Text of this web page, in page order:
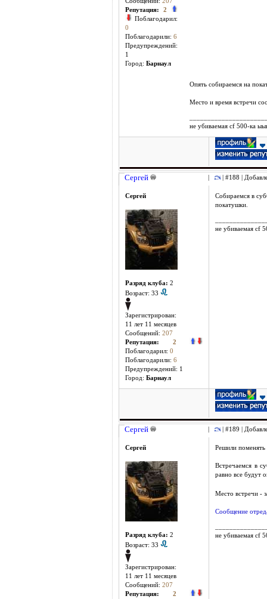
Репутация: 2
Поблагодарил:
0
Поблагодарили: 6
Предупреждений:
1
Город: Барнаул
Опять собираемся на
Место и время встречи
не убиваемая cf 500-ка
Сергей | #188 |
Сергей
Разряд клуба: 2
Возраст: 33
Зарегистрирован:
11 лет 11 месяцев
Сообщений: 207
Репутация: 2
Поблагодарил: 0
Поблагодарили: 6
Предупреждений: 1
Город: Барнаул
Собираемся в
покатушки.
не убиваемая cf
Сергей | #189 |
Сергей
Разряд клуба: 2
Возраст: 33
Зарегистрирован:
11 лет 11 месяцев
Сообщений: 207
Репутация: 2
Решили поменять
Встречаемся в
равно все будут
Место встречи -
Сообщение
не убиваемая cf